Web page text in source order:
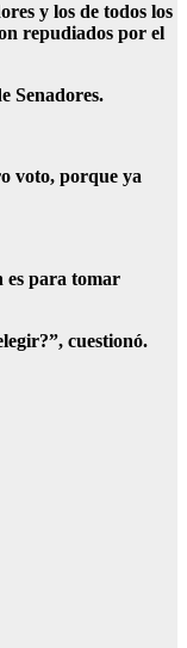
y los de todos los
repudiados por el
Senadores.
voto, porque ya
es para tomar
cuestionó.